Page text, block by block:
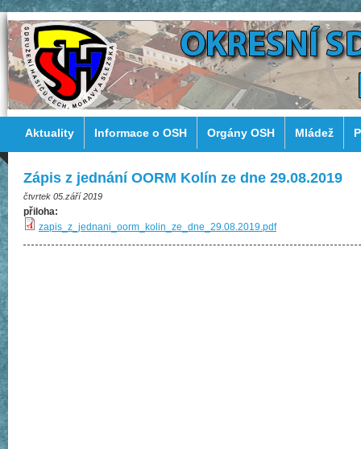
Aktuality Informace o OSH Orgány OSH Mládež
Zápis z jednání OORM Kolín ze dne 29.08.2019
čtvrtek 05.září 2019
přiloha:
zapis_z_jednani_oorm_kolin_ze_dne_29.08.2019.pdf